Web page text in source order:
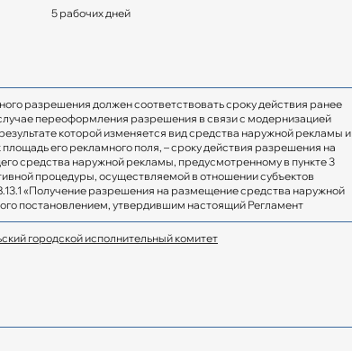
5 рабочих дней
разрешения должен соответствовать сроку действия ранее
переоформления разрешения в связи с модернизацией
которой изменяется вид средства наружной рекламы и
его рекламного поля, – сроку действия разрешения на
средства наружной рекламы, предусмотренному в пункте 3
процедуры, осуществляемой в отношении субъектов
«Получение разрешения на размещение средства наружной
постановлением, утвердившим настоящий Регламент
городской исполнительный комитет